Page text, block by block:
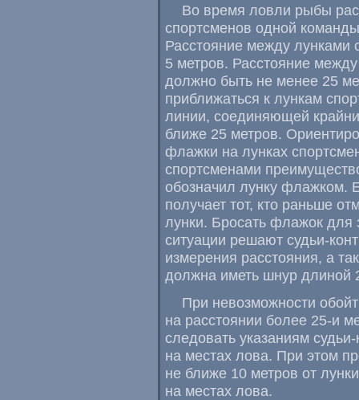
Во время ловли рыбы
спортсменов одной
Расстояние между
5 метров. Расстояние
должно быть не менее 25
приближаться к лункам
линии, соединяющей
ближе 25 метров.
флажки на лунках
спортсменами
обозначил лунку флажком.
получает тот, кто раньше
лунки. Бросать флажок для
ситуации решают судьи-
измерения расстояния, а
должна иметь шнур длиной
При невозможности
на расстоянии более 25-и
следовать указаниям
на местах лова. При этом
не ближе 10 метров от
на местах лова.